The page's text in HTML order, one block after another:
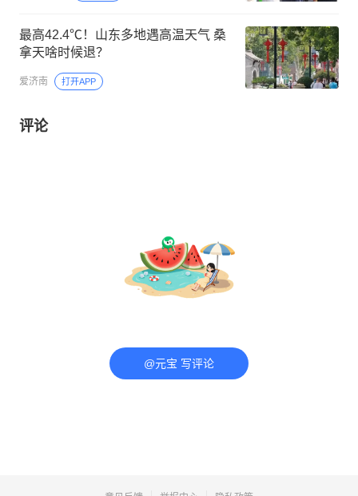
最高42.4℃！山东多地遇高温天气 桑
拿天啥时候退？
爱济南 打开APP
评论
@元宝 写评论